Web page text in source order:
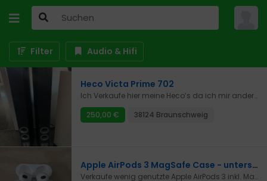
Filter Audio & Hifi
Heco Victa Prime 702
Ich Verkaufe hier meine Heco‘s da ich mir andere geholt habe. Die Lautsprecher funktionieren einwandfrei und ohne Probleme.
250,00 €
38124 Braunschweig
Apple AirPods 3 MagSafe Case - unterschiedlich laut
Verkaufe wenig genutzte Apple AirPods 3 inkl. MagSafe Case mit kabelloser Ladefunktion.Achtung: der rechte Kopfhörer ist aus irgendeinem Grund leiser als der linke!Ansonsten funktioniert alles einwandfrei, man kann also problemlos einfach den rechten Kopfhörer austauschen, wenn erwünscht.Privatverkauf, daher keine Garantie, Gewährleistung oder Rücknahme. Der Artikel wird unter Ausschluss jeglicher Sachmängelhaftung verkauft.